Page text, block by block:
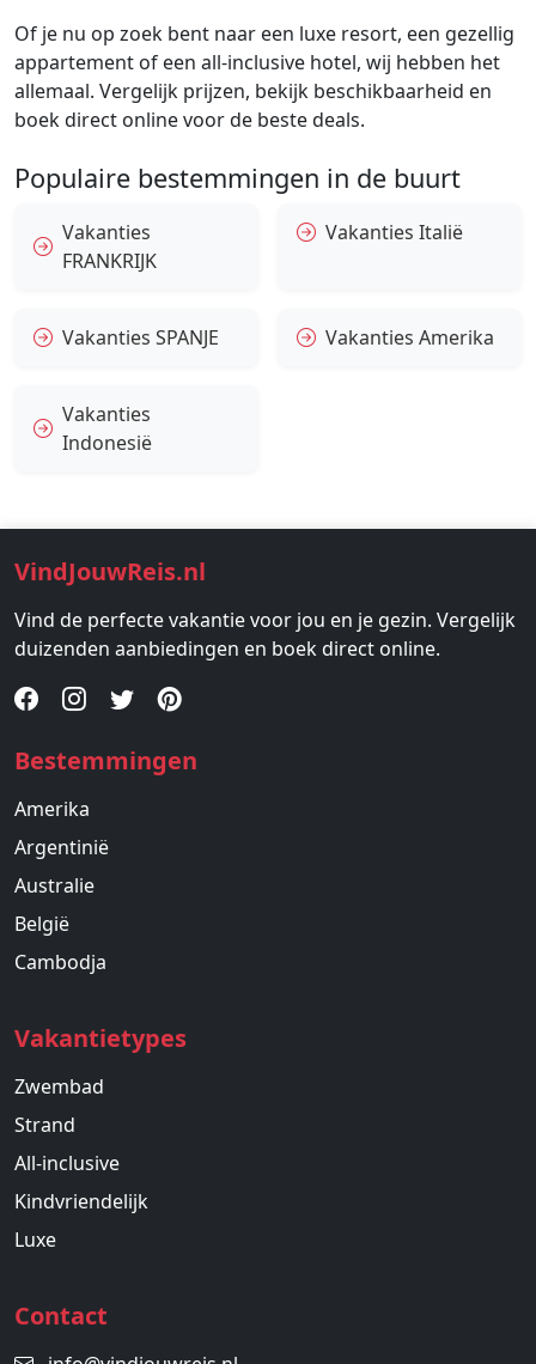
Of je nu op zoek bent naar een luxe resort, een gezellig
appartement of een all-inclusive hotel, wij hebben het
allemaal. Vergelijk prijzen, bekijk beschikbaarheid en
boek direct online voor de beste deals.
Populaire bestemmingen in de buurt
Vakanties
FRANKRIJK
Vakanties Italië
Vakanties SPANJE Vakanties Amerika
Vakanties
Indonesië
VindJouwReis.nl
Vind de perfecte vakantie voor jou en je gezin. Vergelijk
duizenden aanbiedingen en boek direct online.
Bestemmingen
Amerika
Argentinië
Australie
België
Cambodja
Vakantietypes
Zwembad
Strand
All-inclusive
Kindvriendelijk
Luxe
Contact